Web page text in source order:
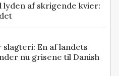
lyden af skrigende kvier:
En af landets
nu grisene til Danish